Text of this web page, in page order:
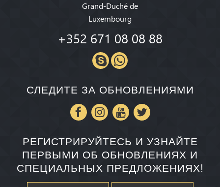
Grand-Duché de
Luxembourg
+352 671 08 08 88
СЛЕДИТЕ ЗА ОБНОВЛЕНИЯМИ
РЕГИСТРИРУЙТЕСЬ И УЗНАЙТЕ
ПЕРВЫМИ ОБ ОБНОВЛЕНИЯХ И
СПЕЦИАЛЬНЫХ ПРЕДЛОЖЕНИЯХ!